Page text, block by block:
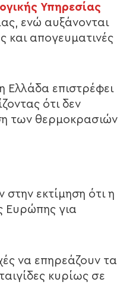
Υπηρεσίας
ενώ αυξάνονται
και απογευματινές
Ελλάδα επιστρέφει
ότι δεν
των θερμοκρασιών
εκτίμηση ότι η
Ευρώπης για
να επηρεάζουν τα
κυρίως σε